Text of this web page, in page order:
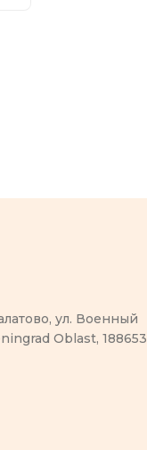
ул. Военный
Oblast, 188653